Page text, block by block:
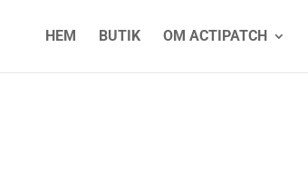
HEM BUTIK OM ACTIPATCH